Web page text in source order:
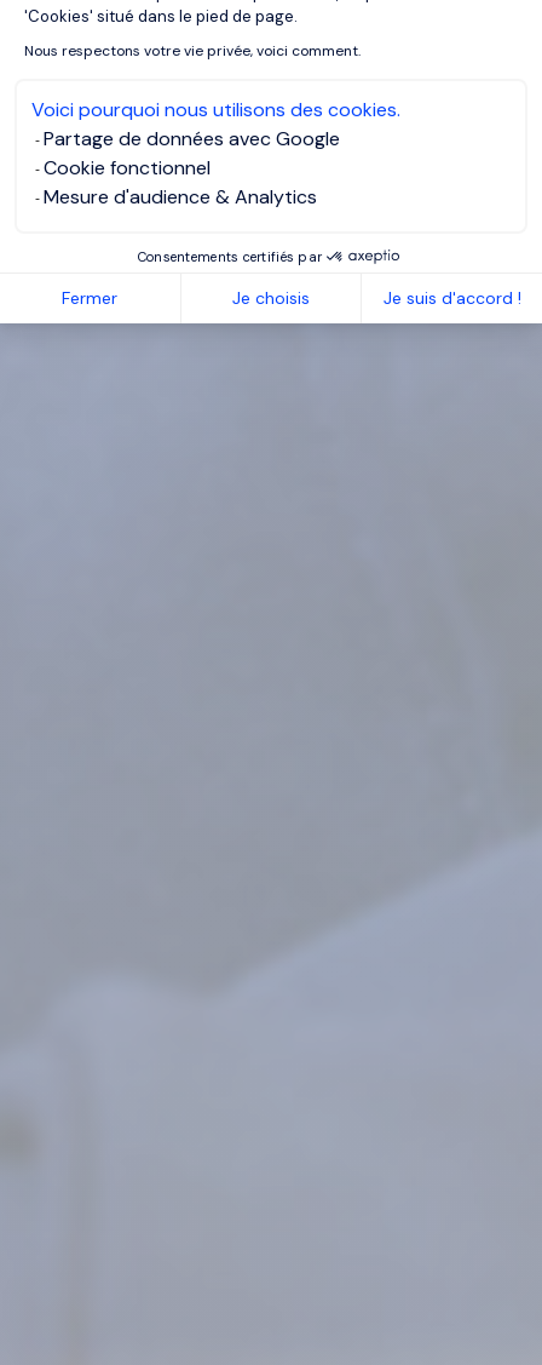
'Cookies' situé dans le pied de page.
Nous respectons votre vie privée, voici comment.
Voici pourquoi nous utilisons des cookies.
Partage de données avec Google
Cookie fonctionnel
Mesure d'audience & Analytics
Consentements certifiés par
Fermer Je choisis Je suis d'accord !